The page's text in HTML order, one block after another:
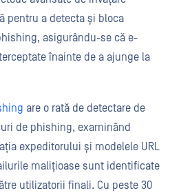
pentru a detecta și bloca
asigurându-se că e-
înainte de a ajunge la
are o rată de detectare de
de phishing, examinând
expeditorului și modelele URL
malițioase sunt identificate
utilizatorii finali. Cu peste 30